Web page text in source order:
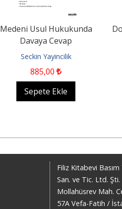
Medeni Usul Hukukunda
Davaya Cevap
Seckin Yayincilik
885,00
Sepete Ekle
Filiz Kitabevi Basım
San. ve Tic. Ltd. Şti.
Mollahüsrev Mah.
57A Vefa-Fatih /